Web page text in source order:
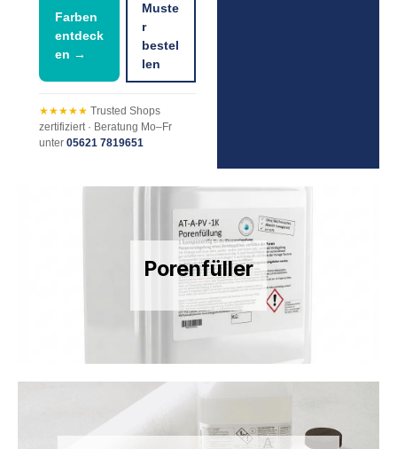
Farben
entdeck
en →
Muste
r
bestel
len
★★★★★ Trusted Shops
zertifiziert · Beratung Mo–Fr
unter 05621 7819651
Porenfüller